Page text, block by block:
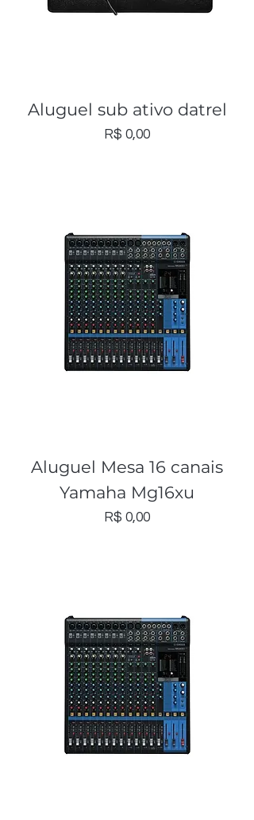
Aluguel sub ativo datrel
Preço
R$ 0,00
Aluguel Mesa 16 canais
Yamaha Mg16xu
Preço
R$ 0,00